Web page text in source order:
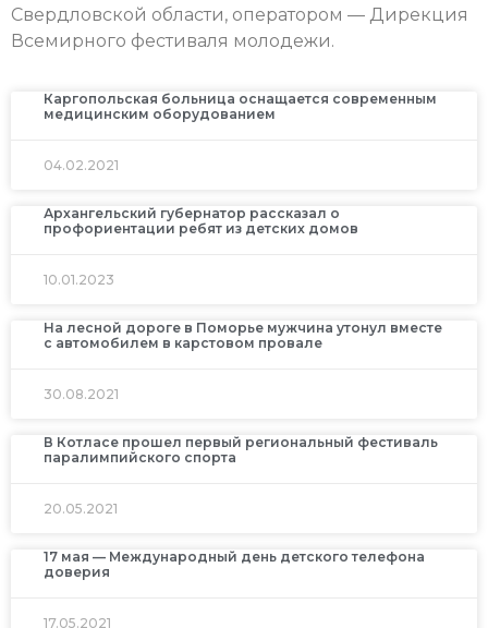
Свердловской области, оператором — Дирекция
Всемирного фестиваля молодежи.
Каргопольская больница оснащается современным
медицинским оборудованием
04.02.2021
Архангельский губернатор рассказал о
профориентации ребят из детских домов
10.01.2023
На лесной дороге в Поморье мужчина утонул вместе
с автомобилем в карстовом провале
30.08.2021
В Котласе прошел первый региональный фестиваль
паралимпийского спорта
20.05.2021
17 мая — Международный день детского телефона
доверия
17.05.2021